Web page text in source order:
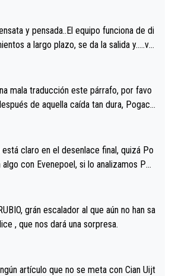
y pensada..El equipo funciona de di
a largo plazo, se da la salida y…..ve
da pena vivir estos momentos tan
mala traducción este párrafo, por favo
de aquella caída tan dura, Pogaca
rueda. Parecía increíble la forma en l
el miedo", recordó."
claro en el desenlace final, quizá Po
con Evenepoel, si lo analizamos Poj
el saludo con Evenepoel dándose la
fraternal, más allá de los típicos toqu
saludaba a Vingegard. Ahí hubo una in
poner a Del Toro con calzador en posi
se van complicar el tour.
grán escalador al que aún no han sa
dirigir.Algo me dice , que nos dará una sorpresa.
artículo que no se meta con Cian Uijt